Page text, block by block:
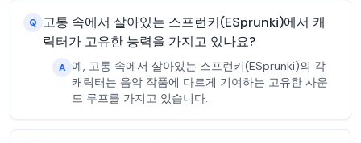
Q 고통 속에서 살아있는 스프런키(ESprunki)에서 캐
릭터가 고유한 능력을 가지고 있나요?
A 예, 고통 속에서 살아있는 스프런키(ESprunki)의 각
캐릭터는 음악 작품에 다르게 기여하는 고유한 사운
드 루프를 가지고 있습니다.